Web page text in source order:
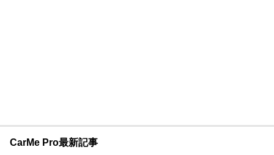
CarMe Pro最新記事